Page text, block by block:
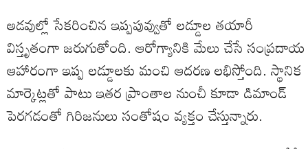
అడవుల్లో సేకరించిన ఇప్పపువ్వుతో లడ్డూల తయారీ
విస్తృతంగా జరుగుతోంది. ఆరోగ్యానికి మేలు చేసే సంప్రదాయ
ఆహారంగా ఇప్ప లడ్డూలకు మంచి ఆదరణ లభిస్తోంది. స్థానిక
మార్కెట్లతో పాటు ఇతర ప్రాంతాల నుంచీ కూడా డిమాండ్
పెరగడంతో గిరిజనులు సంతోషం వ్యక్తం చేస్తున్నారు.